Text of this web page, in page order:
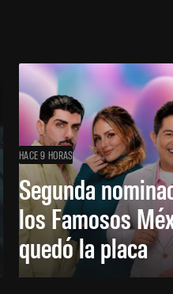
HACE 9 HORAS
Segunda
los Famosos
quedó la placa